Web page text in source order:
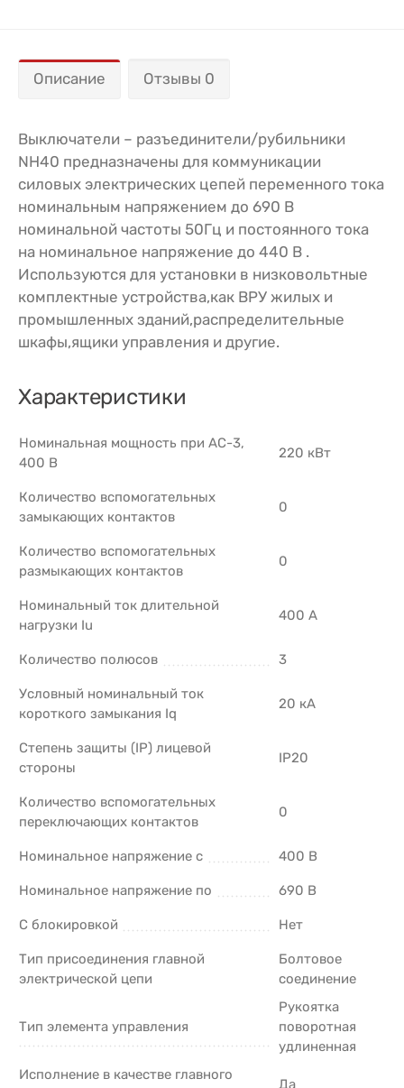
Описание Отзывы 0
Выключатели – разъединители/рубильники
NH40 предназначены для коммуникации
силовых электрических цепей переменного тока
номинальным напряжением до 690 В
номинальной частоты 50Гц и постоянного тока
на номинальное напряжение до 440 В .
Используются для установки в низковольтные
комплектные устройства,как ВРУ жилых и
промышленных зданий,распределительные
шкафы,ящики управления и другие.
Характеристики
Номинальная мощность при AC-3,
400 В
220 кВт
Количество вспомогательных
замыкающих контактов
0
Количество вспомогательных
размыкающих контактов
0
Номинальный ток длительной
нагрузки Iu
400 А
Количество полюсов 3
Условный номинальный ток
короткого замыкания Iq
20 кА
Степень защиты (IP) лицевой
стороны
IP20
Количество вспомогательных
переключающих контактов
0
Номинальное напряжение с 400 В
Номинальное напряжение по 690 В
С блокировкой Нет
Тип присоединения главной
электрической цепи
Болтовое
соединение
Тип элемента управления
Рукоятка
поворотная
удлиненная
Исполнение в качестве главного
Да